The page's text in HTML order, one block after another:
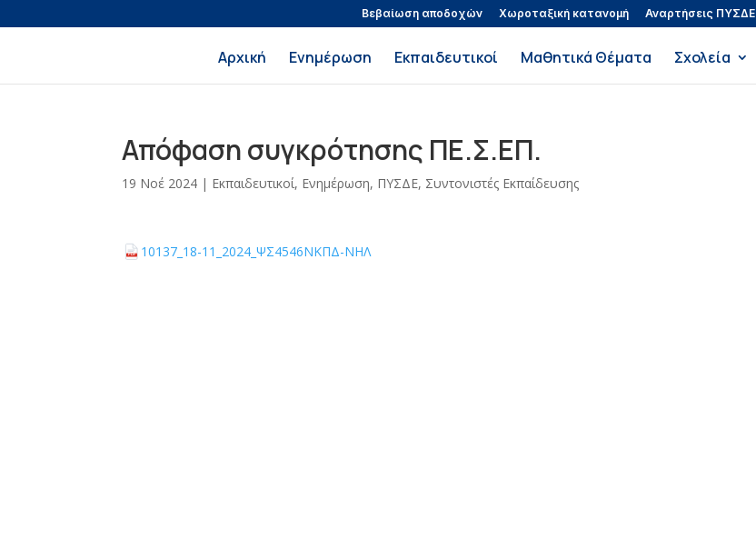
Βεβαίωση αποδοχών Χωροταξική κατανομή Αναρτήσεις ΠΥΣΔΕ
Αρχική Ενημέρωση Εκπαιδευτικοί Μαθητικά Θέματα Σχολεία
Απόφαση συγκρότησης ΠΕ.Σ.ΕΠ.
19 Νοέ 2024 | Εκπαιδευτικοί, Ενημέρωση, ΠΥΣΔΕ, Συντονιστές Εκπαίδευσης
PDF
PDF file:
10137_18-11_2024_ΨΣ4546ΝΚΠΔ-ΝΗΛ